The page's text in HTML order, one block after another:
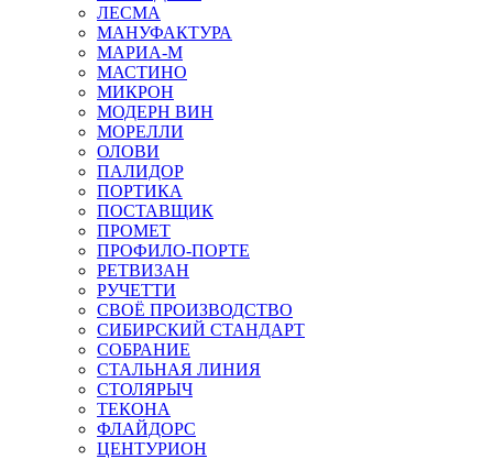
ЛЕСМА
МАНУФАКТУРА
МАРИА-М
МАСТИНО
МИКРОН
МОДЕРН ВИН
МОРЕЛЛИ
ОЛОВИ
ПАЛИДОР
ПОРТИКА
ПОСТАВЩИК
ПРОМЕТ
ПРОФИЛО-ПОРТЕ
РЕТВИЗАН
РУЧЕТТИ
СВОЁ ПРОИЗВОДСТВО
СИБИРСКИЙ СТАНДАРТ
СОБРАНИЕ
СТАЛЬНАЯ ЛИНИЯ
СТОЛЯРЫЧ
ТЕКОНА
ФЛАЙДОРС
ЦЕНТУРИОН